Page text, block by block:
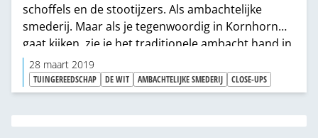
schoffels en de stootijzers. Als ambachtelijke
smederij. Maar als je tegenwoordig in Kornhorn
gaat kijken, zie je het traditionele ambacht hand in
hand met moderne productietechnieken als
robots, lasersnijmachines en volautomatische
lakstraten. Massaproductie van
kwaliteitsgereedschap, voor heel veel
internationale klanten. Maar ook in Nederland
28 maart 2019
TUINGEREEDSCHAP DE WIT AMBACHTELIJKE SMEDERIJ CLOSE-UPS